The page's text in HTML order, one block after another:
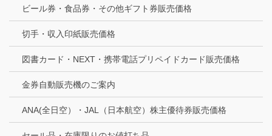
ビール券・食品券・その他ギフト券販売価格
切手・収入印紙販売価格
図書カード・NEXT・携帯電話プリペイドカード販売価格
金券自動販売機のご案内
ANA(全日空）・JAL（日本航空）株主優待券販売価格